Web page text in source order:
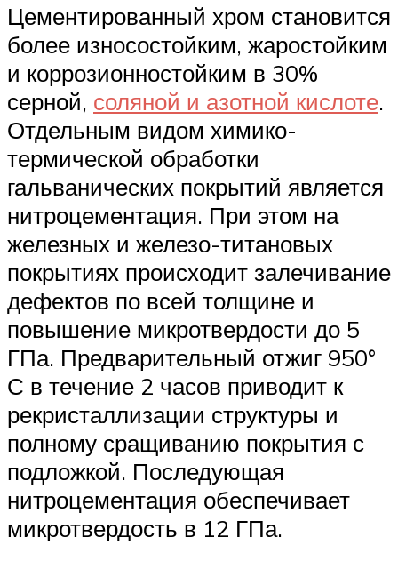
Цементированный хром становится
более износостойким, жаростойким
и коррозионностойким в 30%
серной, соляной и азотной кислоте.
Отдельным видом химико-
термической обработки
гальванических покрытий является
нитроцементация. При этом на
железных и железо-титановых
покрытиях происходит залечивание
дефектов по всей толщине и
повышение микротвердости до 5
ГПа. Предварительный отжиг 950°
С в течение 2 часов приводит к
рекристаллизации структуры и
полному сращиванию покрытия с
подложкой. Последующая
нитроцементация обеспечивает
микротвердость в 12 ГПа.